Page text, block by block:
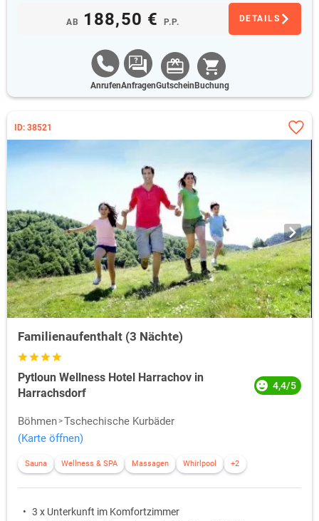
AB 188,50 € P.P. DETAILS
AnrufenAnfragenGutschein Buchung
ID: 38521
Familienaufenthalt (3 Nächte)
Pytloun Wellness Hotel Harrachov in
Harrachsdorf
4,4/5
Böhmen Tschechische Kurbäder
(Karte öffnen)
Sauna Wellness & SPA Massagen Whirlpool +2
3 x Unterkunft im Komfortzimmer